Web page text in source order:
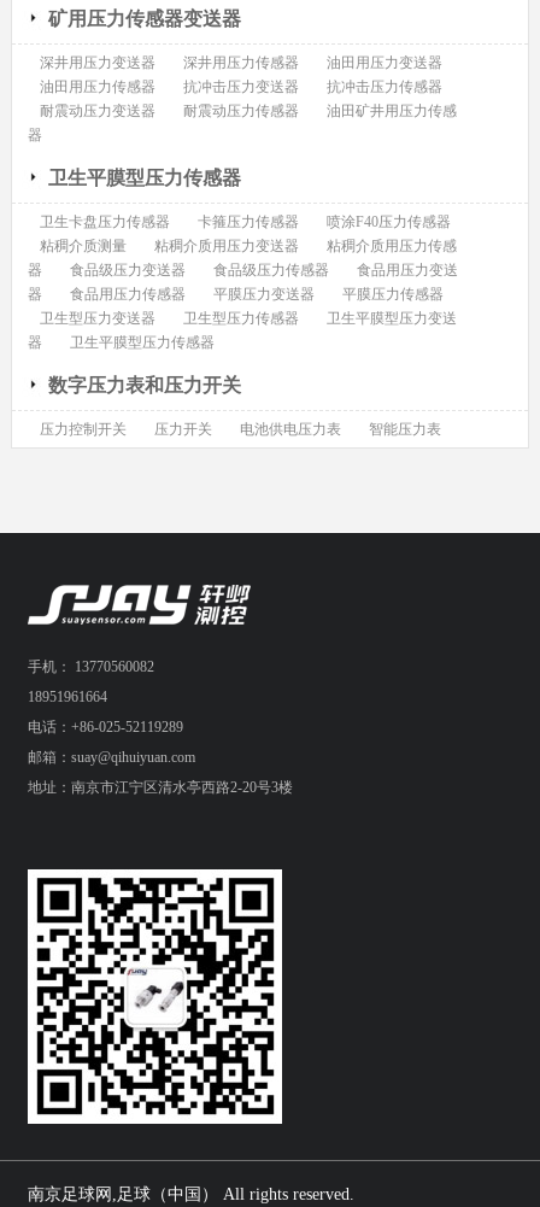
矿用压力传感器变送器
深井用压力变送器 深井用压力传感器
油田用压力变送器
油田用压力传感器
抗冲击压力变送器
抗冲击压力传感器
耐震动压力变送器
耐震动压力传感器
油田矿井用压力传感
器
卫生平膜型压力传感器
卫生卡盘压力传感器 卡箍压力传感器
喷涂F40压力传感器
粘稠介质测量
粘稠介质用压力变送器
粘稠介质用压力传感
器
食品级压力变送器 食品级压力传感器
食品用压力变送
器
食品用压力传感器 平膜压力变送器
平膜压力传感器
卫生型压力变送器
卫生型压力传感器
卫生平膜型压力变送
器
卫生平膜型压力传感器
数字压力表和压力开关
压力控制开关 压力开关 电池供电压力表 智能压力表
手机： 13770560082
18951961664
电话：+86-025-52119289
邮箱：suay@qihuiyuan.com
地址：南京市江宁区清水亭西路2-20号3楼
南京足球网,足球（中国） All rights reserved.